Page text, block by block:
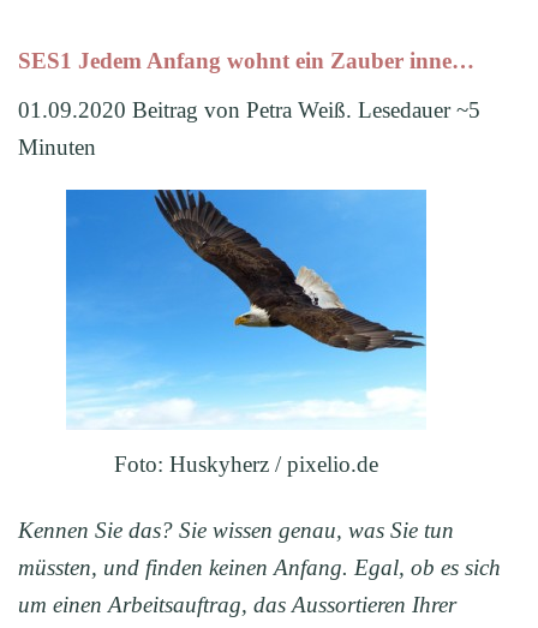
SES1 Jedem Anfang wohnt ein Zauber inne…
01.09.2020 Beitrag von Petra Weiß. Lesedauer ~5
Minuten
Foto: Huskyherz / pixelio.de
Kennen Sie das? Sie wissen genau, was Sie tun
müssten, und finden keinen Anfang. Egal, ob es sich
um einen Arbeitsauftrag, das Aussortieren Ihrer